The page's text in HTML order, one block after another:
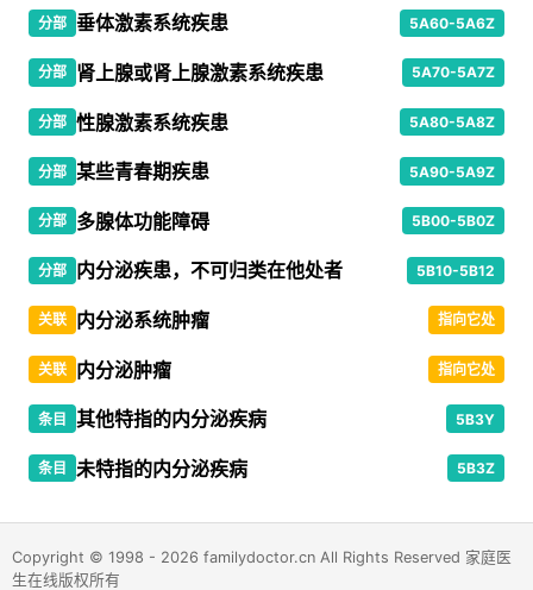
分部 垂体激素系统疾患 5A60-5A6Z
分部 肾上腺或肾上腺激素系统疾患 5A70-5A7Z
分部 性腺激素系统疾患 5A80-5A8Z
分部 某些青春期疾患 5A90-5A9Z
分部 多腺体功能障碍 5B00-5B0Z
分部 内分泌疾患，不可归类在他处者 5B10-5B12
关联 内分泌系统肿瘤 指向它处
关联 内分泌肿瘤 指向它处
条目 其他特指的内分泌疾病 5B3Y
条目 未特指的内分泌疾病 5B3Z
Copyright © 1998 - 2026 familydoctor.cn All Rights Reserved 家庭医
生在线版权所有